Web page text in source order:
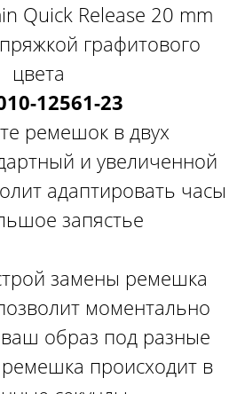
Quick Release 20 mm
графитового
цвета
12561-23
ремешок в двух
и увеличенной
адаптировать часы
запястье
замены ремешка
моментально
образ под разные
происходит в